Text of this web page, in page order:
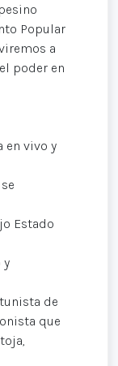
Popular
a
poder en
en vivo y
Estado
y
de
que